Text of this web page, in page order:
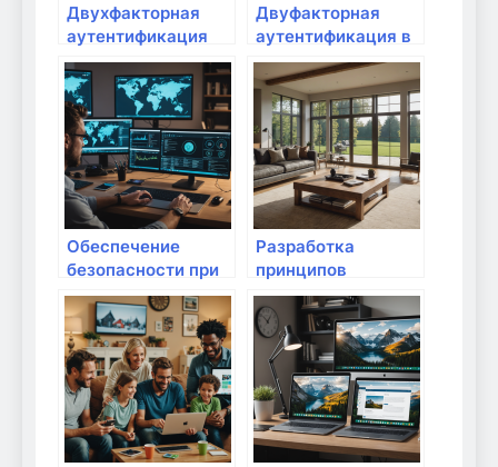
Двухфакторная
аутентификация
для повышения
безопасности
Двуфакторная
аутентификация в
домашних
условиях: защита
личных данных и
интернет-
аккаунтов
Обеспечение
безопасности при
использовании
облачных сервисов
в домашних
условиях: советы и
практики
Разработка
принципов
безопасности на
уровне большого
числа
пользователей